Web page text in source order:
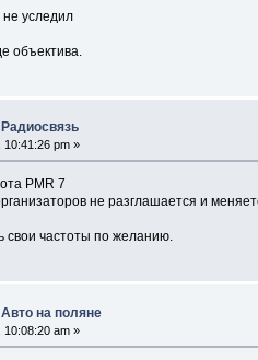
не уследил
объектива.
Радиосвязь
pm »
PMR 7
не разглашается и
свои частоты по желанию.
Авто на поляне
am »